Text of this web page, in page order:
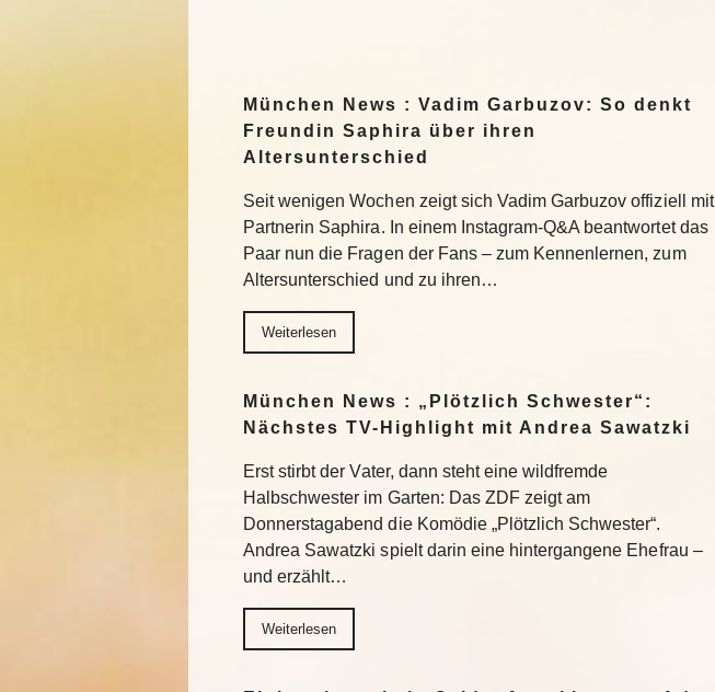
München News : Vadim Garbuzov: So denkt
Freundin Saphira über ihren
Altersunterschied
Seit wenigen Wochen zeigt sich Vadim Garbuzov offiziell mit
Partnerin Saphira. In einem Instagram-Q&A beantwortet das
Paar nun die Fragen der Fans – zum Kennenlernen, zum
Altersunterschied und zu ihren…
Weiterlesen
München News : „Plötzlich Schwester“:
Nächstes TV-Highlight mit Andrea Sawatzki
Erst stirbt der Vater, dann steht eine wildfremde
Halbschwester im Garten: Das ZDF zeigt am
Donnerstagabend die Komödie „Plötzlich Schwester“.
Andrea Sawatzki spielt darin eine hintergangene Ehefrau –
und erzählt…
Weiterlesen